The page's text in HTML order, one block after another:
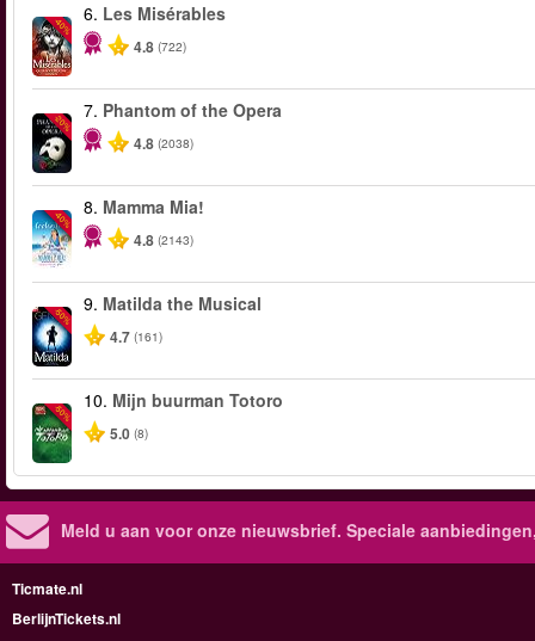
-40%
6. Les Misérables
4.8 (722)
-20%
7. Phantom of the Opera
4.8 (2038)
-40%
8. Mamma Mia!
4.8 (2143)
-50%
9. Matilda the Musical
4.7 (161)
-50%
10. Mijn buurman Totoro
5.0 (8)
Meld u aan voor onze nieuwsbrief. Speciale
Ticmate.nl
BerlijnTickets.nl